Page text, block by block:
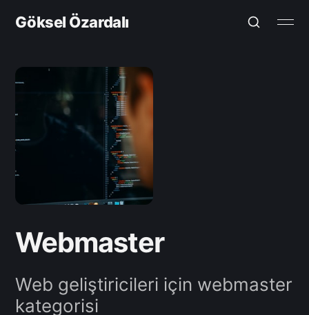
Göksel Özardalı
Webmaster
Web geliştiricileri için webmaster
kategorisi